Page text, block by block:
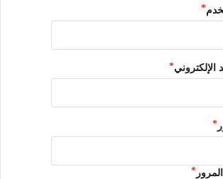
الإلكتروني